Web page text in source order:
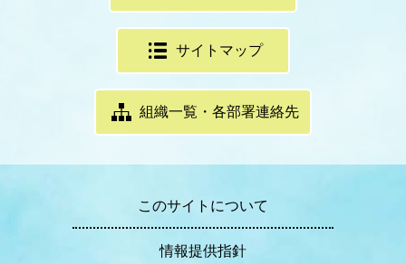
サイトマップ
組織一覧・各部署連絡先
このサイトについて
情報提供指針